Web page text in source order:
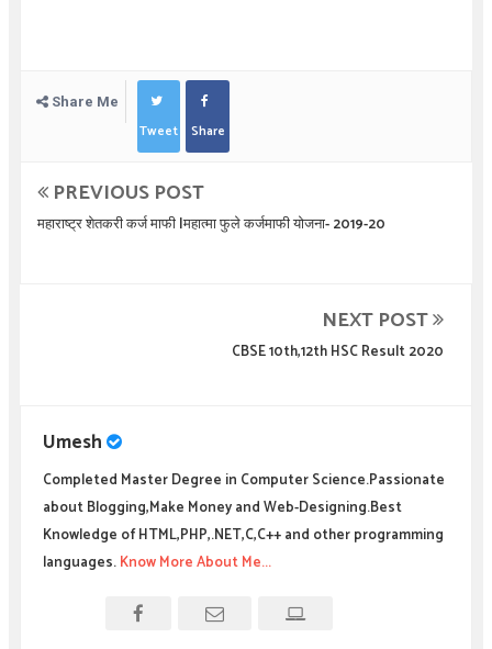
Share Me
Tweet Share
PREVIOUS POST
महाराष्ट्र शेतकरी कर्ज माफी |महात्मा फुले कर्जमाफी योजना- 2019-20
NEXT POST
CBSE 10th,12th HSC Result 2020
Umesh
Completed Master Degree in Computer Science.Passionate
about Blogging,Make Money and Web-Designing.Best
Knowledge of HTML,PHP,.NET,C,C++ and other programming
languages.Know More About Me...